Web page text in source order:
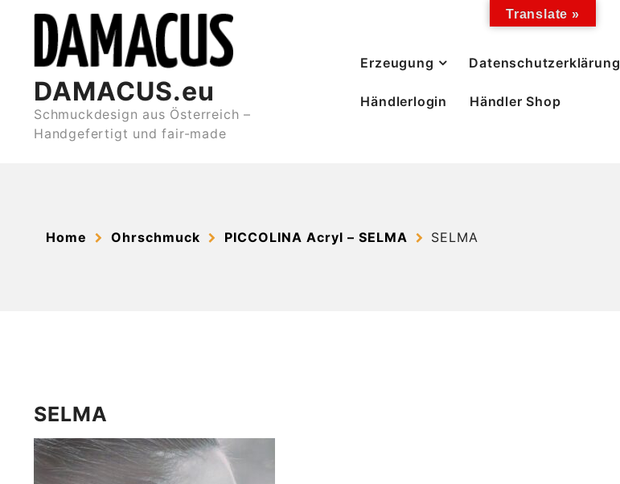
content
DAMACUS.eu
Schmuckdesign aus Österreich –
Handgefertigt und fair-made
Erzeugung Datenschutzerklärung
Händlerlogin Händler Shop
Home Ohrschmuck PICCOLINA Acryl – SELMA SELMA
SELMA
Translate »